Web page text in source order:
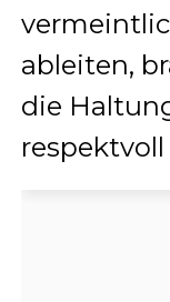
ableiten,
die